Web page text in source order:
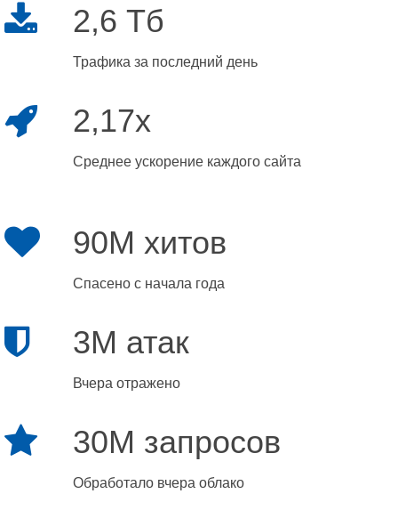
2,6 Тб
Трафика за последний день
2,17x
Среднее ускорение каждого сайта
90M хитов
Спасено с начала года
3M атак
Вчера отражено
30M запросов
Обработало вчера облако